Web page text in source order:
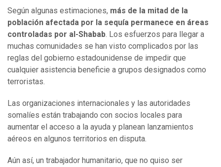
Según algunas estimaciones, más de la mitad de la
población afectada por la sequía permanece en áreas
controladas por al-Shabab. Los esfuerzos para llegar a
muchas comunidades se han visto complicados por las
reglas del gobierno estadounidense de impedir que
cualquier asistencia beneficie a grupos designados como
terroristas.
Las organizaciones internacionales y las autoridades
somalíes están trabajando con socios locales para
aumentar el acceso a la ayuda y planean lanzamientos
aéreos en algunos territorios en disputa.
Aún así, un trabajador humanitario, que no quiso ser